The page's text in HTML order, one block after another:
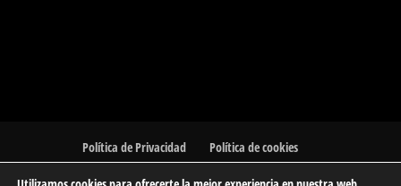
Política de Privacidad Política de cookies